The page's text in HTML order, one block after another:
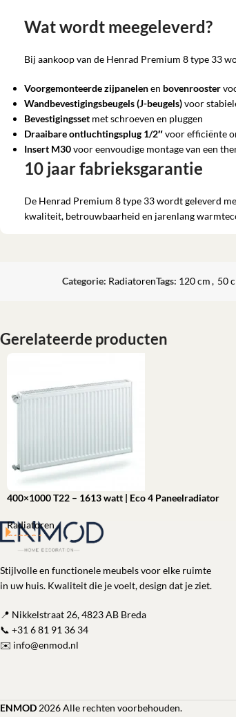
Wat wordt meegeleverd?
Bij aankoop van de Henrad Premium 8 type 33
Voorgemonteerde zijpanelenen bovenrooster
Wandbevestigingsbeugels (J-beugels)voor
Bevestigingsset met schroeven en pluggen
Draaibare ontluchtingsplug 1/2″voor efficiënte
Insert M30voor eenvoudige montage van een
10 jaar fabrieksgarantie
De Henrad Premium 8 type 33 wordt geleverd
kwaliteit, betrouwbaarheid en jarenlang
Categorie: RadiatorenTags: 120 cm , 50
Gerelateerde producten
400×1000 T22 – 1613 watt | Eco 4 Paneelradiator
Radiatoren
€102,04
Stijlvolle en functionele meubels voor elke ruimte
in uw huis. Kwaliteit die je voelt, design dat je ziet.
📍 Nikkelstraat 26, 4823 AB Breda
📞 +31 6 81 91 36 34
✉️ info@enmod.nl
ENMOD 2026 Alle rechten voorbehouden.